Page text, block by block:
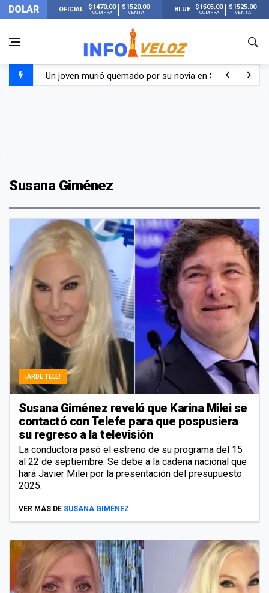
DOLAR OFICIAL $1470.00
COMPRA
$1520.00
VENTA BLUE $1505.00
COMPRA
$1525.00
VENTA
Un joven murió quemado por su novia en San Luis:
Susana Giménez
¡ARDE TELE!
Susana Giménez reveló que Karina Milei se
contactó con Telefe para que pospusiera
su regreso a la televisión
La conductora pasó el estreno de su programa del 15
al 22 de septiembre. Se debe a la cadena nacional que
hará Javier Milei por la presentación del presupuesto
2025.
VER MÁS DE SUSANA GIMÉNEZ